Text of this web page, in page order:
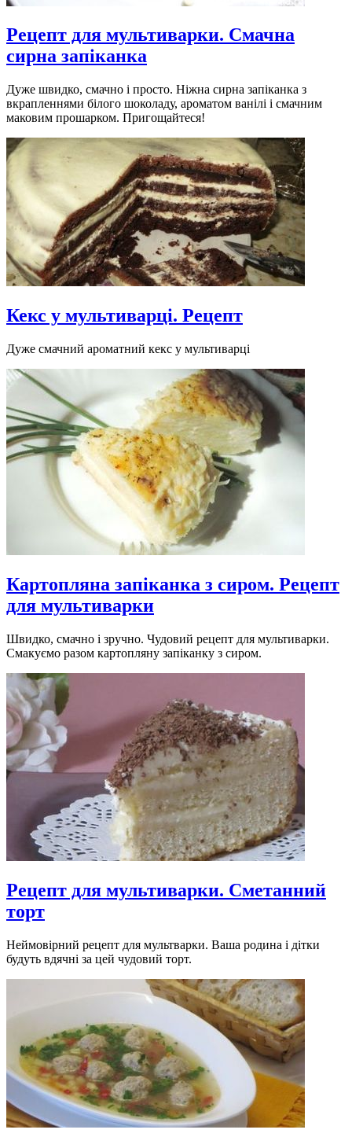
Рецепт для мультиварки. Смачна
сирна запіканка
Дуже швидко, смачно і просто. Ніжна сирна запіканка з
вкрапленнями білого шоколаду, ароматом ванілі і смачним
маковим прошарком. Пригощайтеся!
Кекс у мультиварці. Рецепт
Дуже смачний ароматний кекс у мультиварці
Картопляна запіканка з сиром. Рецепт
для мультиварки
Швидко, смачно і зручно. Чудовий рецепт для мультиварки.
Смакуємо разом картопляну запіканку з сиром.
Рецепт для мультиварки. Сметанний
торт
Неймовірний рецепт для мультварки. Ваша родина і дітки
будуть вдячні за цей чудовий торт.